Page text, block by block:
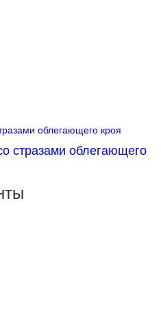
стразами облегающего